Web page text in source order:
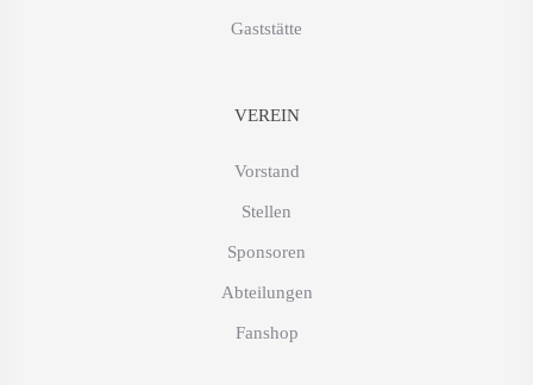
Gaststätte
VEREIN
Vorstand
Stellen
Sponsoren
Abteilungen
Fanshop